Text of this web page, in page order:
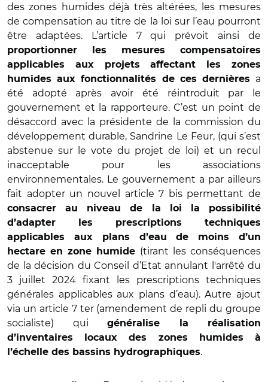
des zones humides déjà très altérées, les mesures
de compensation au titre de la loi sur l’eau pourront
être adaptées. L’article 7 qui prévoit ainsi de
proportionner les mesures compensatoires
applicables aux projets affectant les zones
humides aux fonctionnalités de ces dernières a
été adopté après avoir été réintroduit par le
gouvernement et la rapporteure. C’est un point de
désaccord avec la présidente de la commission du
développement durable, Sandrine Le Feur, (qui s’est
abstenue sur le vote du projet de loi) et un recul
inacceptable pour les associations
environnementales. Le gouvernement a par ailleurs
fait adopter un nouvel article 7 bis permettant de
consacrer au niveau de la loi la possibilité
d’adapter les prescriptions techniques
applicables aux plans d’eau de moins d’un
hectare en zone humide (tirant les conséquences
de la décision du Conseil d’Etat annulant l'arrêté du
3 juillet 2024 fixant les prescriptions techniques
générales applicables aux plans d’eau). Autre ajout
via un article 7 ter (amendement de repli du groupe
socialiste) qui généralise la réalisation
d’inventaires locaux des zones humides à
l’échelle des bassins hydrographiques.